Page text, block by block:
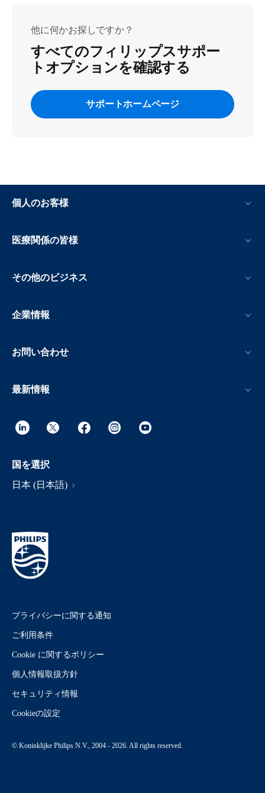
他に何かお探しですか？
すべてのフィリップスサポー
トオプションを確認する
サポートホームページ
個人のお客様
医療関係の皆様
その他のビジネス
企業情報
お問い合わせ
最新情報
国を選択
日本 (日本語)
プライバシーに関する通知
ご利用条件
Cookie に関するポリシー
個人情報取扱方針
セキュリティ情報
Cookieの設定
© Koninklijke Philips N.V., 2004 - 2026. All rights reserved.